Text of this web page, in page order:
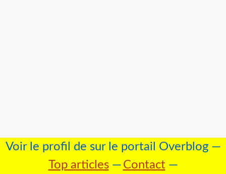
Voir le profil de sur le portail Overblog
Top articles
Contact